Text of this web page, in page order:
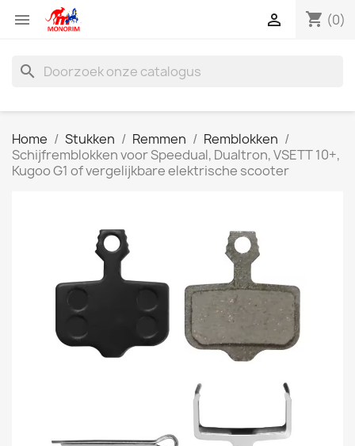
 shopping_cart (0)

search
Home Stukken Remmen
Remblokken
Schijfremblokken voor Speedual, Dualtron, VSETT 10+,
Kugoo G1 of vergelijkbare elektrische scooter